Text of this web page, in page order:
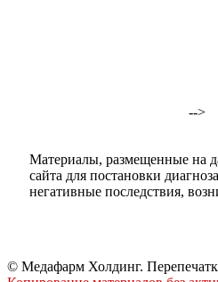
-->
Материалы, размещенные на
сайта для постановки
негативные последствия,
© Медафарм Холдинг.